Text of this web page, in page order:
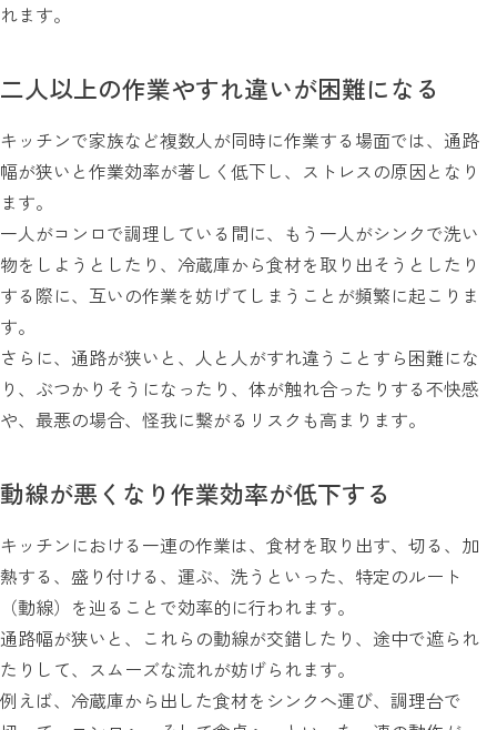
れます。
二人以上の作業やすれ違いが困難になる
キッチンで家族など複数人が同時に作業する場面では、通路
幅が狭いと作業効率が著しく低下し、ストレスの原因となり
ます。
一人がコンロで調理している間に、もう一人がシンクで洗い
物をしようとしたり、冷蔵庫から食材を取り出そうとしたり
する際に、互いの作業を妨げてしまうことが頻繁に起こりま
す。
さらに、通路が狭いと、人と人がすれ違うことすら困難にな
り、ぶつかりそうになったり、体が触れ合ったりする不快感
や、最悪の場合、怪我に繋がるリスクも高まります。
動線が悪くなり作業効率が低下する
キッチンにおける一連の作業は、食材を取り出す、切る、加
熱する、盛り付ける、運ぶ、洗うといった、特定のルート
（動線）を辿ることで効率的に行われます。
通路幅が狭いと、これらの動線が交錯したり、途中で遮られ
たりして、スムーズな流れが妨げられます。
例えば、冷蔵庫から出した食材をシンクへ運び、調理台で